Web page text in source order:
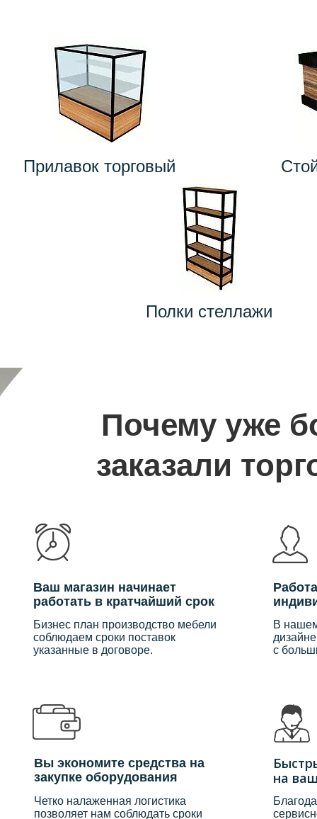
Почему уже
заказали
Полки стеллажи
на
Вы экономите средства на
закупке оборудования
В
с
Ваш магазин начинает
работать в кратчайший срок
Бизнес план производство мебели
соблюдаем сроки поставок
указанные в договоре.
Прилавок торговый
Четко налаженная логистика
позволяет нам соблюдать сроки